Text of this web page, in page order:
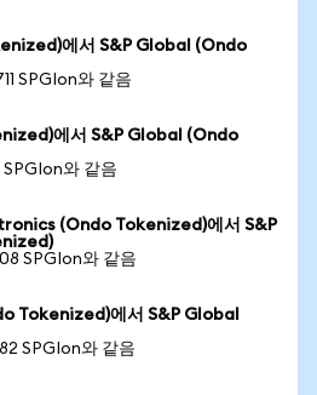
에서 S&P Global (Ondo
SPGIon와 같음
에서 S&P Global (Ondo
와 같음
(Ondo Tokenized)에서 S&P
SPGIon와 같음
Tokenized)에서 S&P Global
SPGIon와 같음